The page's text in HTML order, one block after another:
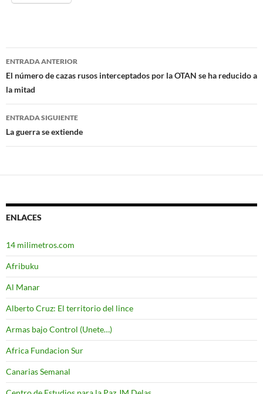
Navegación
de
entradas
ENTRADA ANTERIOR
El número de cazas rusos interceptados por la OTAN se ha reducido a
la mitad
ENTRADA SIGUIENTE
La guerra se extiende
ENLACES
14 milimetros.com
Afribuku
Al Manar
Alberto Cruz: El territorio del lince
Armas bajo Control (Unete…)
Africa Fundacion Sur
Canarias Semanal